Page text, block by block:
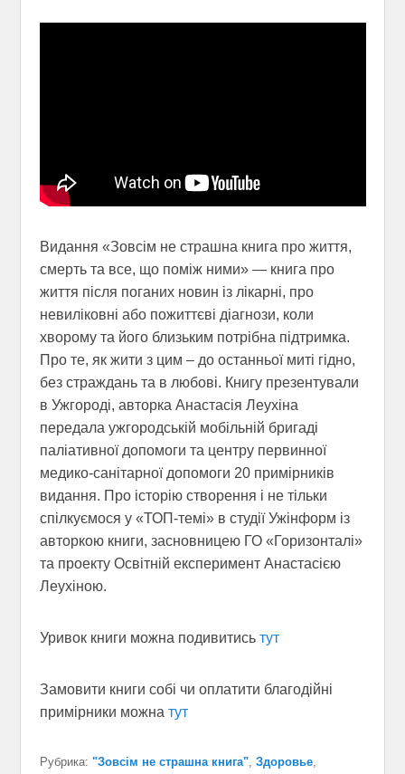
Видання «Зовсім не страшна книга про життя,
смерть та все, що поміж ними» — книга про
життя після поганих новин із лікарні, про
невиліковні або пожиттєві діагнози, коли
хворому та його близьким потрібна підтримка.
Про те, як жити з цим – до останньої миті гідно,
без страждань та в любові. Книгу презентували
в Ужгороді, авторка Анастасія Леухіна
передала ужгородській мобільній бригаді
паліативної допомоги та центру первинної
медико-санітарної допомоги 20 примірників
видання. Про історію створення і не тільки
спілкуємося у «ТОП-темі» в студії Ужінформ із
авторкою книги, засновницею ГО «Горизонталі»
та проекту Освітній експеримент Анастасією
Леухіною.
Уривок книги можна подивитись тут
Замовити книги собі чи оплатити благодійні
примірники можна тут
Рубрика: "Зовсім не страшна книга", Здоровье,